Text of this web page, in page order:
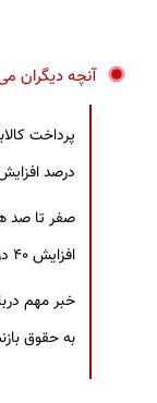
آنچه دیگران
درصد
صفر تا صد
افزایش ۴۰ درصدی حقوق بازنشستگان
خبر مهم
به حقوق